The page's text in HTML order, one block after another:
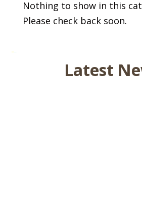
Nothing to show in this
Please check back soon.
Latest